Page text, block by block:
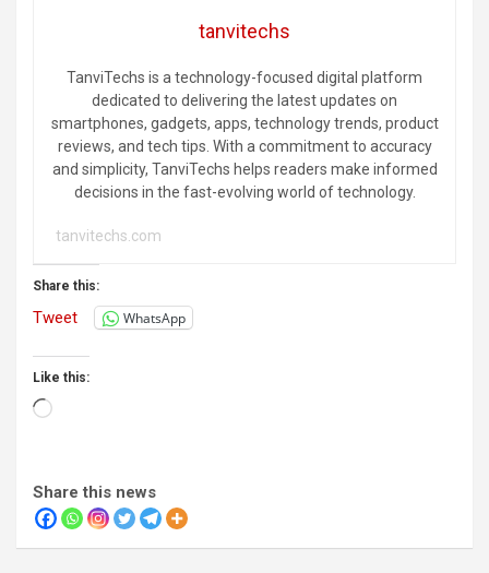
tanvitechs
TanviTechs is a technology-focused digital platform
dedicated to delivering the latest updates on
smartphones, gadgets, apps, technology trends, product
reviews, and tech tips. With a commitment to accuracy
and simplicity, TanviTechs helps readers make informed
decisions in the fast-evolving world of technology.
tanvitechs.com
Share this:
Tweet WhatsApp
Like this:
Loading…
Share this news